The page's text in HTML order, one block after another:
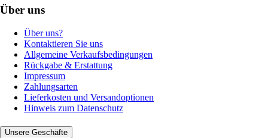
Über uns
Über uns?
Kontaktieren Sie uns
Allgemeine Verkaufsbedingungen
Rückgabe & Erstattung
Impressum
Zahlungsarten
Lieferkosten und Versandoptionen
Hinweis zum Datenschutz
Unsere Geschäfte